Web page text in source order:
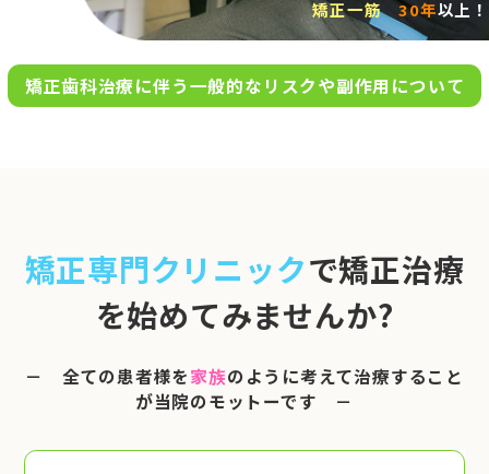
お問い合わせ
完全
0120-695-578
※日曜は不定期で診療してい
ます
矯正一筋
30年以上！
矯正歯科治療に伴う一般的なリスクや副作用について
矯正専門クリニックで矯正治療
を始めてみませんか?
－ 全ての患者様を家族のように考えて治療すること
が当院のモットーです －